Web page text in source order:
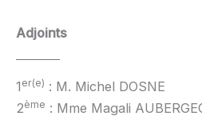
Adjoints
1 er(e) : M. Michel DOSNE
2ème : Mme Magali